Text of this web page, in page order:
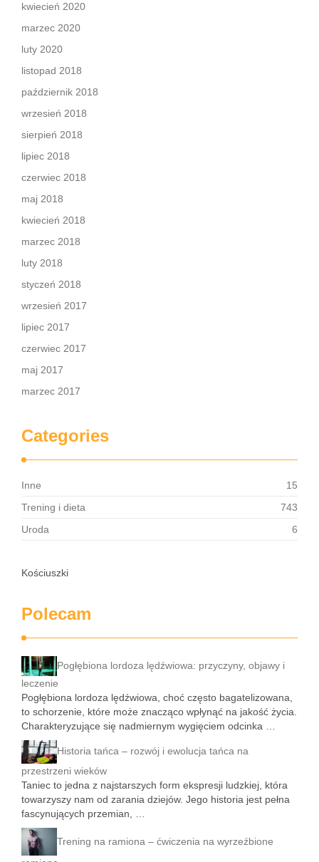
kwiecień 2020
marzec 2020
luty 2020
listopad 2018
październik 2018
wrzesień 2018
sierpień 2018
lipiec 2018
czerwiec 2018
maj 2018
kwiecień 2018
marzec 2018
luty 2018
styczeń 2018
wrzesień 2017
lipiec 2017
czerwiec 2017
maj 2017
marzec 2017
Categories
Inne
15
Trening i dieta
743
Uroda
6
Kościuszki
Polecam
Pogłębiona lordoza lędźwiowa: przyczyny, objawy i
leczenie
Pogłębiona lordoza lędźwiowa, choć często bagatelizowana,
to schorzenie, które może znacząco wpłynąć na jakość życia.
Charakteryzujące się nadmiernym wygięciem odcinka …
Historia tańca – rozwój i ewolucja tańca na
przestrzeni wieków
Taniec to jedna z najstarszych form ekspresji ludzkiej, która
towarzyszy nam od zarania dziejów. Jego historia jest pełna
fascynujących przemian, …
Trening na ramiona – ćwiczenia na wyrzeźbione